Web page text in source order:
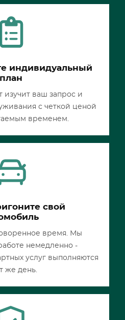
индивидуальный
план
изучит ваш запрос и
с четкой ценой
временем.
свой
время. Мы
немедленно -
услуг выполняются
же день.